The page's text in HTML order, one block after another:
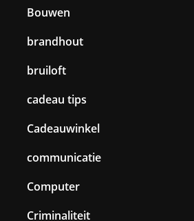
Bouwen
brandhout
bruiloft
cadeau tips
Cadeauwinkel
communicatie
Computer
Criminaliteit